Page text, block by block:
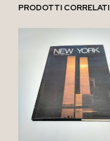
PRODOTTI CORRELATI